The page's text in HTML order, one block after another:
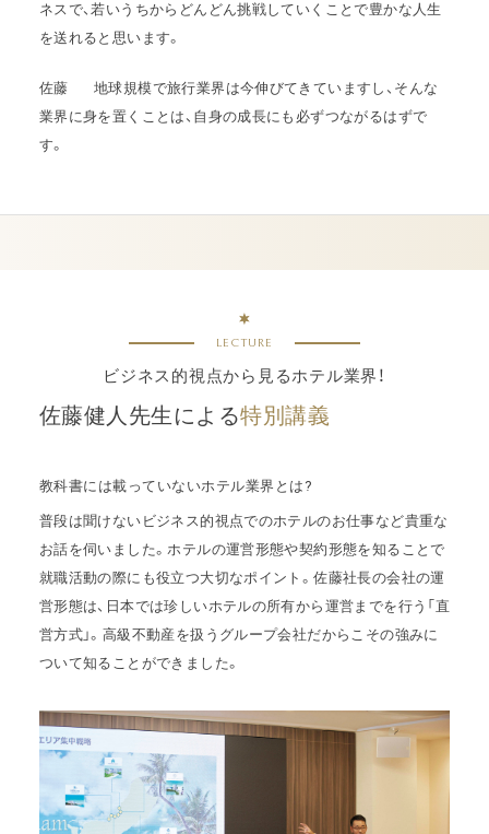
ネスで、若いうちからどんどん挑戦していくことで豊かな人生
を送れると思います。
佐藤
地球規模で旅行業界は今伸びてきていますし、そんな
業界に身を置くことは、自身の成長にも必ずつながるはずで
す。
LECTURE
ビジネス的視点から見るホテル業界！
佐藤健人先生による特別講義
教科書には載っていないホテル業界とは?
普段は聞けないビジネス的視点でのホテルのお仕事など貴重な
お話を伺いました。ホテルの運営形態や契約形態を知ることで
就職活動の際にも役立つ大切なポイント。佐藤社長の会社の運
営形態は、日本では珍しいホテルの所有から運営までを行う「直
営方式」。高級不動産を扱うグループ会社だからこその強みに
ついて知ることができました。